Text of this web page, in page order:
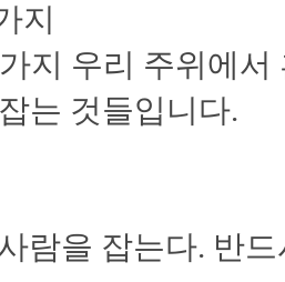
지
지 우리 주위에
는 것들입니다.
람을 잡는다. 반